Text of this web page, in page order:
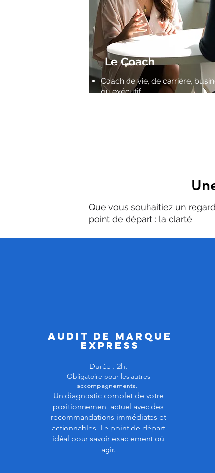
Le Coach
Coach de vie, de carrière,
ou exécutif
Que vous souhaitiez un
point de départ : la clarté.
Audit de marque
express
Durée : 2h.
Obligatoire pour les autres
accompagnements.
Un diagnostic complet de votre
positionnement actuel avec des
recommandations immédiates et
actionnables. Le point de départ
idéal pour savoir exactement où
agir.